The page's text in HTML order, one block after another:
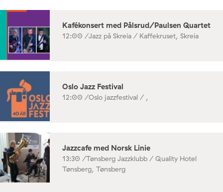
Kafékonsert med Pålsrud/Paulsen Quartet
12:00 /Jazz på Skreia / Kaffekruset, Skreia
Oslo Jazz Festival
12:00 /Oslo jazzfestival / ,
Jazzcafe med Norsk Linie
13:30 /Tønsberg Jazzklubb / Quality Hotel
Tønsberg, Tønsberg